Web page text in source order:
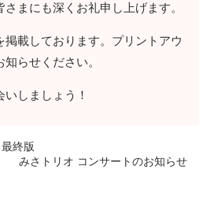
まにも深くお礼申し上げます。
載しております。プリントアウ
らせください。
しましょう！
終版
みさトリオ コンサートのお知らせ